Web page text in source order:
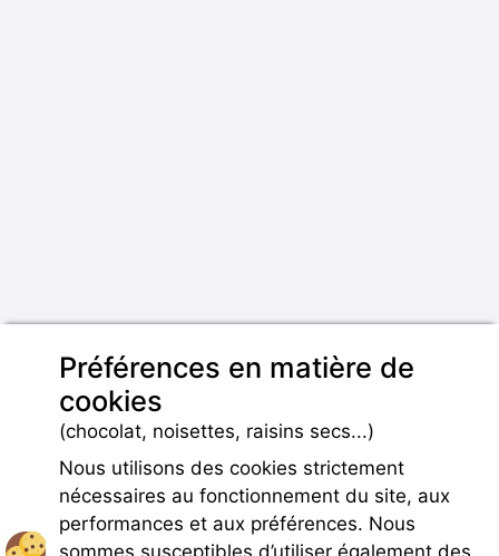
Préférences en matière de
cookies
(chocolat, noisettes, raisins secs...)
Nous utilisons des cookies strictement
nécessaires au fonctionnement du site, aux
performances et aux préférences. Nous
sommes susceptibles d’utiliser également des